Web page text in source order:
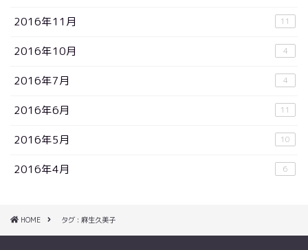
2016年11月 11
2016年10月 4
2016年7月 4
2016年6月 11
2016年5月 10
2016年4月 6
HOME タグ : 麻生久美子